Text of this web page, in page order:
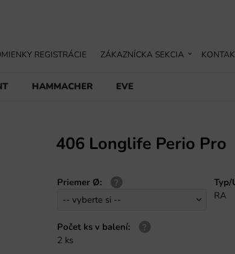
HAMMACHER EVE
REGISTRÁCIE ZÁKAZNÍCKA SEKCIA
406 Longlife Perio Pro
Priemer Ø: Typ/
RA
Počet ks v balení:
2 ks